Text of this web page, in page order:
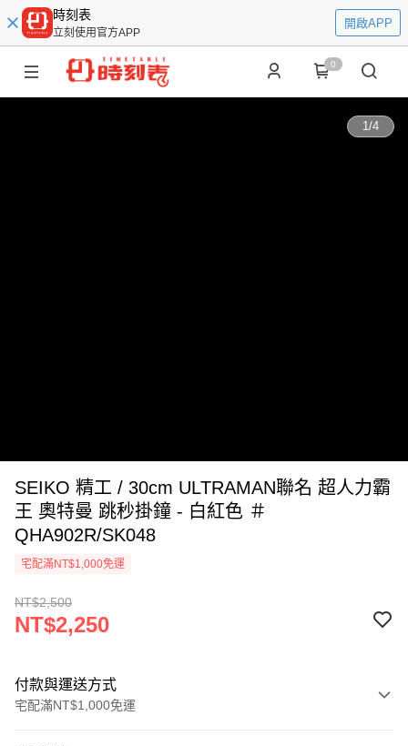
時刻表
立刻使用官方APP
開啟APP
0
1/4
SEIKO 精工 / 30cm ULTRAMAN聯名 超人力霸
王 奧特曼 跳秒掛鐘 - 白紅色 ＃
QHA902R/SK048
宅配滿NT$1,000免運
NT$2,500
NT$2,250
付款與運送方式
宅配滿NT$1,000免運